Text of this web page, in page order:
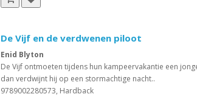
De Vijf en de verdwenen piloot
Enid Blyton
De Vijf ontmoeten tijdens hun kampeervakantie een
dan verdwijnt hij op een stormachtige nacht..
9789002280573, Hardback